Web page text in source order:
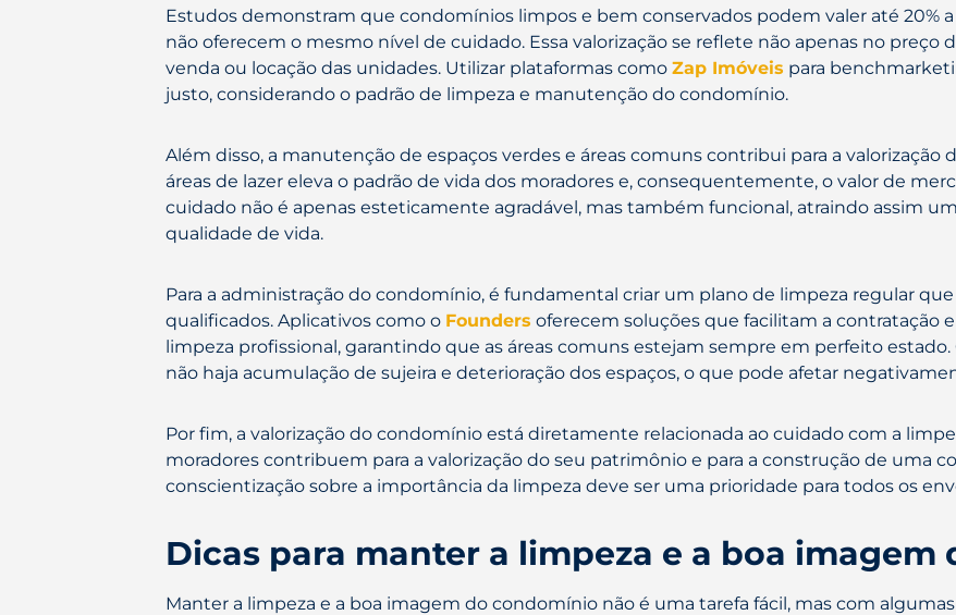
Estudos demonstram que condomínios limpos e bem conservados podem valer até 20%
não oferecem o mesmo nível de cuidado. Essa valorização se reflete não apenas no preço
venda ou locação das unidades. Utilizar plataformas como Zap Imóveis para
justo, considerando o padrão de limpeza e manutenção do condomínio.
Além disso, a manutenção de espaços verdes e áreas comuns contribui para a valorização
áreas de lazer eleva o padrão de vida dos moradores e, consequentemente, o valor de
cuidado não é apenas esteticamente agradável, mas também funcional, atraindo assim
qualidade de vida.
Para a administração do condomínio, é fundamental criar um plano de limpeza regular
qualificados. Aplicativos como o Founders oferecem soluções que facilitam a contratação
limpeza profissional, garantindo que as áreas comuns estejam sempre em perfeito estado.
não haja acumulação de sujeira e deterioração dos espaços, o que pode afetar
Por fim, a valorização do condomínio está diretamente relacionada ao cuidado com a
moradores contribuem para a valorização do seu patrimônio e para a construção de uma
conscientização sobre a importância da limpeza deve ser uma prioridade para todos os
Dicas para manter a limpeza e a boa
Manter a limpeza e a boa imagem do condomínio não é uma tarefa fácil, mas com